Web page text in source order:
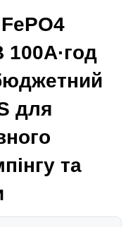
для
та